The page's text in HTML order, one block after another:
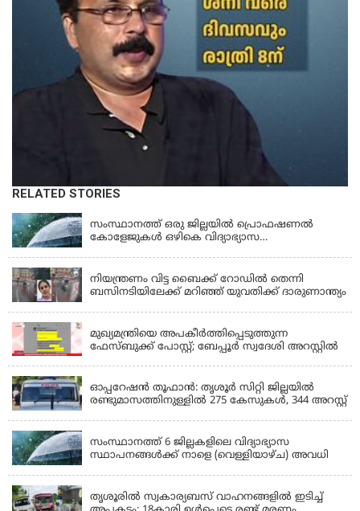
RELATED STORIES
KERALA
സംസ്ഥാനത്ത് ഒരു ജില്ലയിൽ പ്രൊഫഷണൽ
കോളേജുകൾ ഒഴികെ വിദ്യാഭ്യാസ
നിയന്ത്രണം വിട്ട ബൈക്ക് റോഡിൽ തെന്നി
ബസിനടിയിലേക്ക് മറിഞ്ഞ് യുവതിക്ക് ദാരുണാന്ത്യം
മുഖ്യമന്ത്രിയെ അപകീർത്തിപ്പെടുത്തുന്ന
ഫേസ്‌ബുക്ക് പോസ്റ്റ്; ബേപ്പൂർ സ്വദേശി അറസ്റ്റിൽ
ഓപ്പറേഷൻ തൂഫാൻ: തൃശൂർ സിറ്റി ജില്ലയിൽ
രണ്ടുമാസത്തിനുള്ളിൽ 275 കേസുകൾ, 344 അറസ്റ്റ്
സംസ്ഥാനത്ത് 6 ജില്ലകളിലെ വിദ്യാഭ്യാസ
സ്ഥാപനങ്ങൾക്ക് നാളെ (വെള്ളിയാഴ്ച) അവധി
തൃശൂരിൽ സ്വകാര്യബസ് വാഹനങ്ങളില്‍ ഇടിച്ച്